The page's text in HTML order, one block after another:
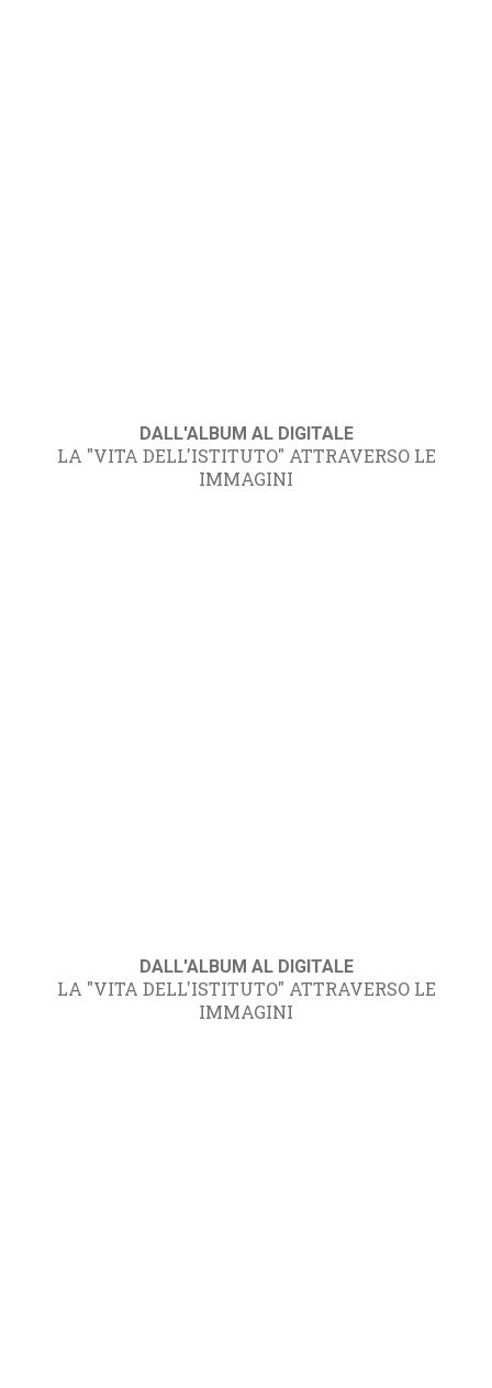
DALL'ALBUM AL DIGITALE
LA "VITA DELL'ISTITUTO" ATTRAVERSO LE
IMMAGINI
DALL'ALBUM AL DIGITALE
LA "VITA DELL'ISTITUTO" ATTRAVERSO LE
IMMAGINI